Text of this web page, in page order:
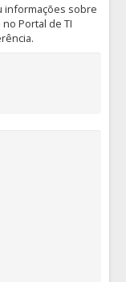
informações sobre
Portal de TI